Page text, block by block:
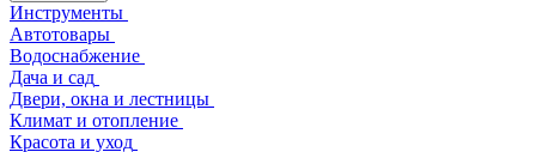
Инструменты
Автотовары
Водоснабжение
Дача и сад
Двери, окна и лестницы
Климат и отопление
Красота и уход